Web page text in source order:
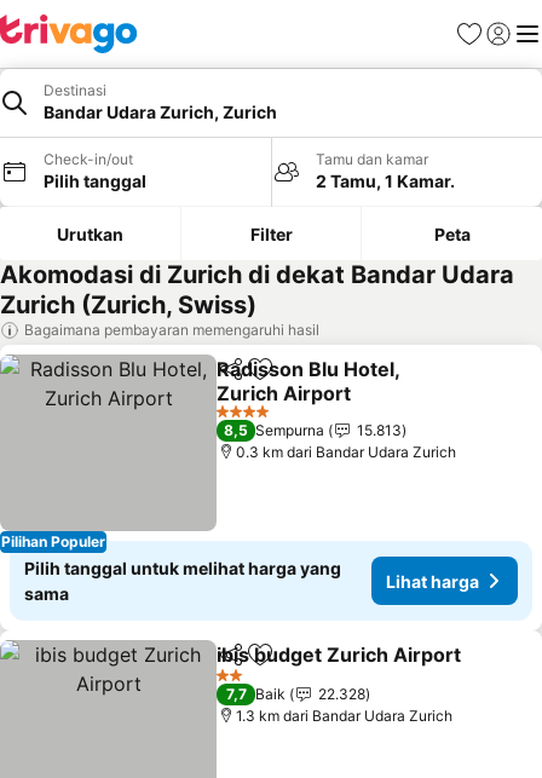
FavoritLogin
Destinasi
Bandar Udara Zurich, Zurich
Check-in/out
Pilih tanggal
Tamu dan kamar
2 Tamu, 1 Kamar.
Urutkan Filter Peta
Akomodasi di Zurich di dekat Bandar Udara
Zurich (Zurich, Swiss)
Bagaimana pembayaran memengaruhi hasil
Pilihan Populer
BagikanTambahkan ke favorit
Radisson Blu Hotel,
Zurich Airport
4 Bintang
8,5 Sempurna
15.813
0.3 km dari Bandar Udara Zurich
Pilih tanggal untuk melihat harga yang
sama
Lihat harga
BagikanTambahkan ke favorit
ibis budget Zurich Airport
2 Bintang
7,7 Baik
22.328
1.3 km dari Bandar Udara Zurich